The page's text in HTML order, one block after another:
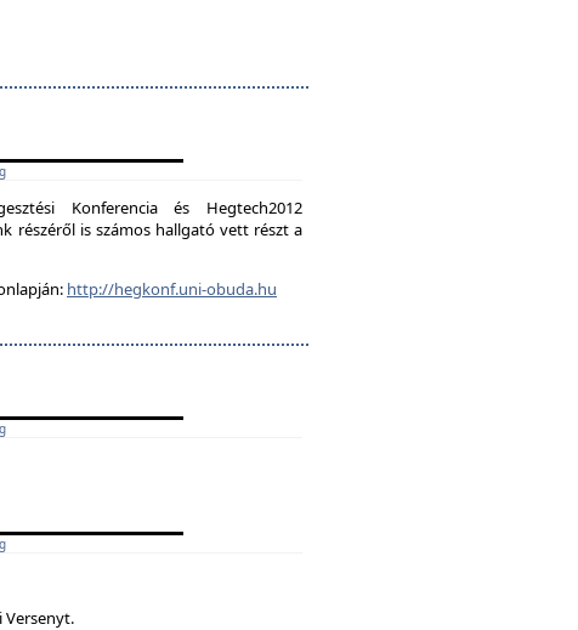
Konferencia és Hegtech2012
részéről is számos hallgató vett részt a
http://hegkonf.uni-obuda.hu
Versenyt.